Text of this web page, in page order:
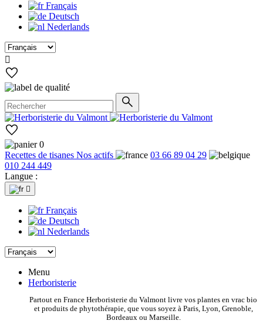
Français
Deutsch
Nederlands

0
Recettes de tisanes Nos actifs
03 66 89 04 29
010 244 449
Langue :

Français
Deutsch
Nederlands
Menu
Herboristerie
Partout en France Herboristerie du Valmont livre vos plantes en vrac bio
et produits de phytothérapie, que vous soyez à Paris, Lyon, Grenoble,
Bordeaux ou Marseille.